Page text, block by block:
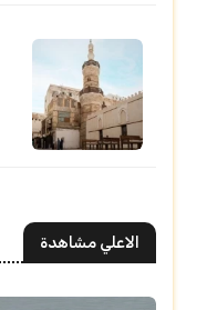
الاعلي مشاهدة